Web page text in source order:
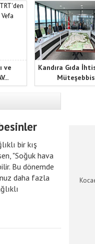
ve
Kandıra Gıda
bir kış
"Soğuk hava
Bu dönemde
daha fazla